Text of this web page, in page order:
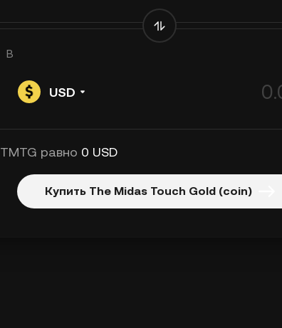
В
USD
равно 0 USD
Купить The Midas Touch Gold (coin)